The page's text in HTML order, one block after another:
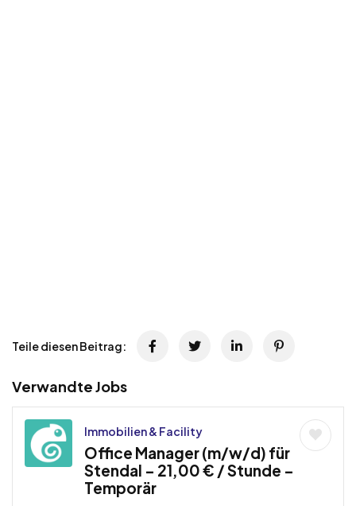
Teile diesen Beitrag:
Verwandte Jobs
Immobilien & Facility
Office Manager (m/w/d) für
Stendal – 21,00 € / Stunde –
Temporär